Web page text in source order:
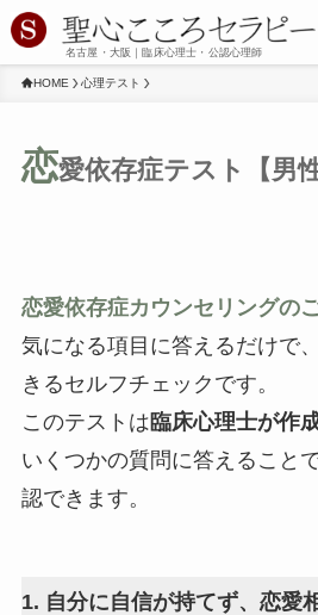
名古屋・大阪｜臨床心理士・公認心理師
HOME 心理テスト
恋愛依存症テスト【男性
恋愛依存症カウンセリングの
気になる項目に答えるだけで
きるセルフチェックです。
このテストは臨床心理士が作
いくつかの質問に答えること
認できます。
1. 自分に自信が持てず、恋愛